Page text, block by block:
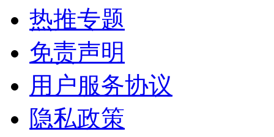
热推专题
免责声明
用户服务协议
隐私政策